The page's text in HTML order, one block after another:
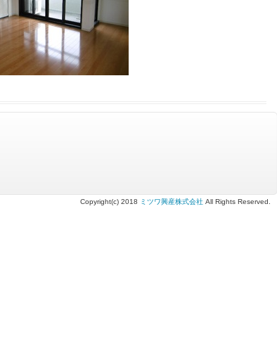
Copyright(c) 2018 ミツワ興産株式会社 All Rights Reserved.